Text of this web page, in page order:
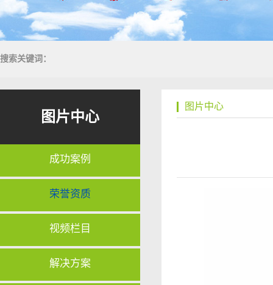
搜索关键词：
图片中心
成功案例
荣誉资质
视频栏目
解决方案
图片中心